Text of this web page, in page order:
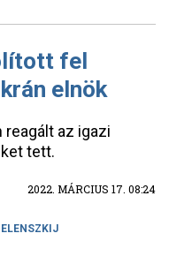
fel
elnök
az igazi
tett.
2022. MÁRCIUS 17. 08:24